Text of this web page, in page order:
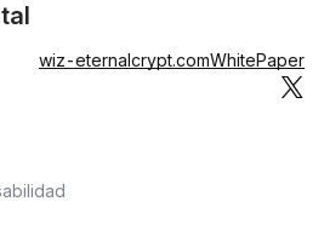
wiz-eternalcrypt.comWhitePaper